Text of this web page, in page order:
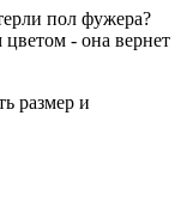
пол фужера?
цветом - она вернет
размер и